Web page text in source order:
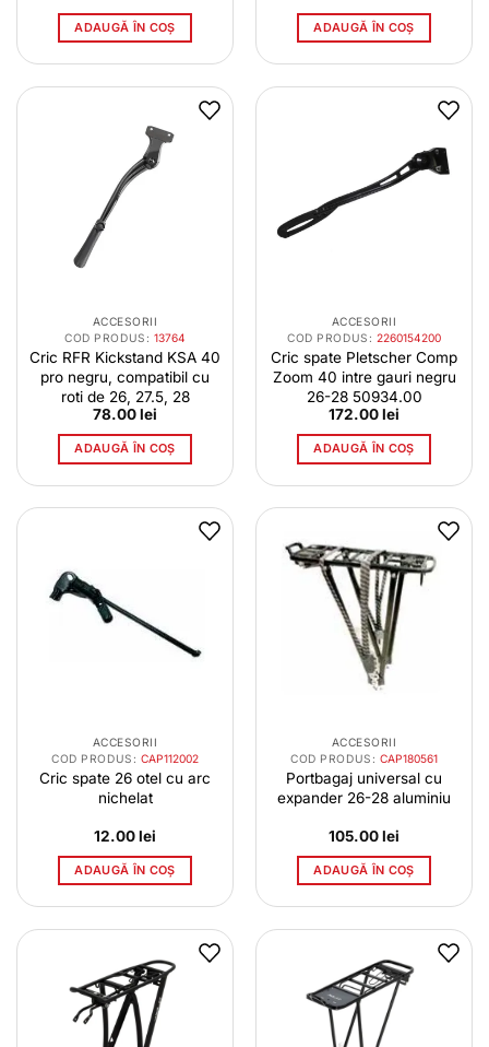
ADAUGĂ ÎN COȘ ADAUGĂ ÎN COȘ
ACCESORII
COD PRODUS: 13764
Cric RFR Kickstand KSA 40
pro negru, compatibil cu
roti de 26, 27.5, 28
78.00lei
ADAUGĂ ÎN COȘ
ACCESORII
COD PRODUS: 2260154200
Cric spate Pletscher Comp
Zoom 40 intre gauri negru
26-28 50934.00
172.00lei
ADAUGĂ ÎN COȘ
ACCESORII
COD PRODUS: CAP112002
Cric spate 26 otel cu arc
nichelat
12.00lei
ADAUGĂ ÎN COȘ
ACCESORII
COD PRODUS: CAP180561
Portbagaj universal cu
expander 26-28 aluminiu
105.00lei
ADAUGĂ ÎN COȘ